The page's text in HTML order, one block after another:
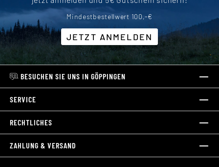
Mindestbestellwert 100,-€
JETZT ANMELDEN
BESUCHEN SIE UNS IN GÖPPINGEN
SERVICE
RECHTLICHES
ZAHLUNG & VERSAND